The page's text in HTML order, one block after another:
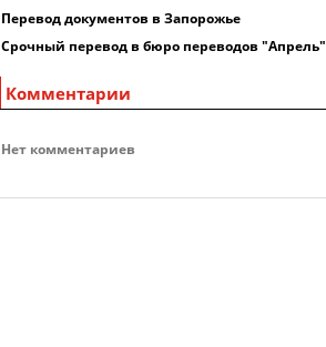
Перевод документов в Запорожье
Срочный перевод в бюро переводов "Апрель"
Комментарии
Нет комментариев